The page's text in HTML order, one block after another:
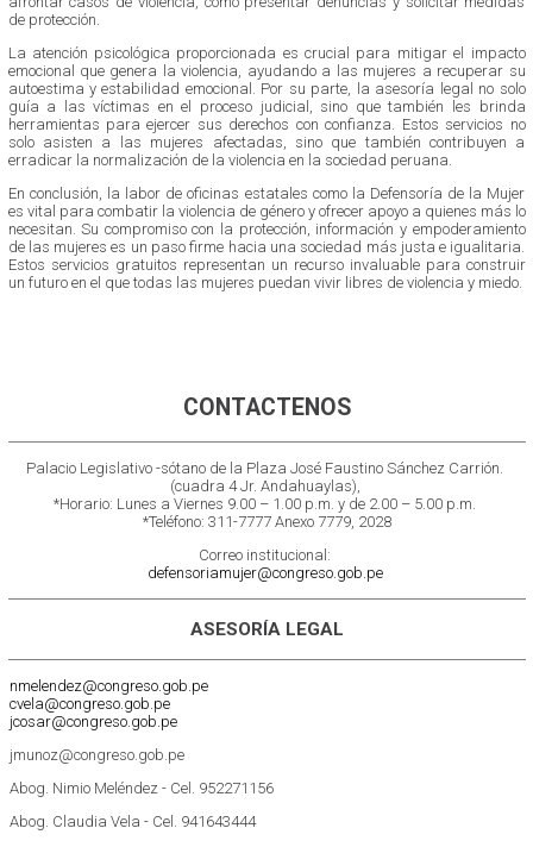
de protección.
La atención psicológica proporcionada es crucial para mitigar el impacto
emocional que genera la violencia, ayudando a las mujeres a recuperar su
autoestima y estabilidad emocional. Por su parte, la asesoría legal no solo
guía a las víctimas en el proceso judicial, sino que también les brinda
herramientas para ejercer sus derechos con confianza. Estos servicios no
solo asisten a las mujeres afectadas, sino que también contribuyen a
erradicar la normalización de la violencia en la sociedad peruana.
En conclusión, la labor de oficinas estatales como la Defensoría de la Mujer
es vital para combatir la violencia de género y ofrecer apoyo a quienes más lo
necesitan. Su compromiso con la protección, información y empoderamiento
de las mujeres es un paso firme hacia una sociedad más justa e igualitaria.
Estos servicios gratuitos representan un recurso invaluable para construir
un futuro en el que todas las mujeres puedan vivir libres de violencia y miedo.
CONTACTENOS
Palacio Legislativo -sótano de la Plaza José Faustino Sánchez Carrión.
(cuadra 4 Jr. Andahuaylas),
*Horario: Lunes a Viernes 9.00 – 1.00 p.m. y de 2.00 – 5.00 p.m.
*Teléfono: 311-7777 Anexo 7779, 2028
Correo institucional:
defensoriamujer@congreso.gob.pe
ASESORÍA LEGAL
nmelendez@congreso.gob.pe
cvela@congreso.gob.pe
jcosar@congreso.gob.pe
jmunoz@congreso.gob.pe
Abog. Nimio Meléndez - Cel. 952271156
Abog. Claudia Vela - Cel. 941643444